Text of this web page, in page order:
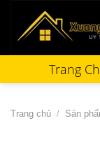
Trang
Trang chủ / Sản